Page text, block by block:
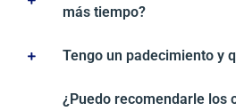
más tiempo?
Tengo un padecimiento y
¿Puedo recomendarle los